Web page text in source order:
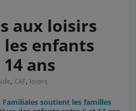
aux loisirs
les enfants
ans
, CAF, loisirs
Familiales soutient les familles